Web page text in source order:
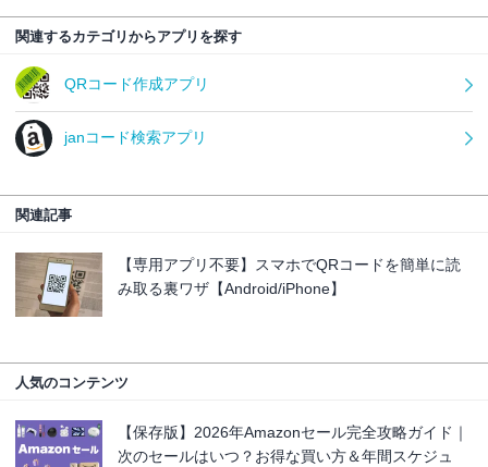
関連するカテゴリからアプリを探す
QRコード作成アプリ
janコード検索アプリ
関連記事
【専用アプリ不要】スマホでQRコードを簡単に読
み取る裏ワザ【Android/iPhone】
人気のコンテンツ
【保存版】2026年Amazonセール完全攻略ガイド｜
次のセールはいつ？お得な買い方＆年間スケジュ